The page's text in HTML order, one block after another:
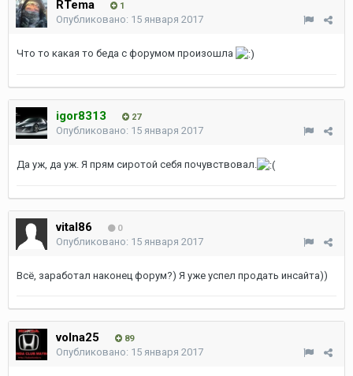
RTema 1
Опубликовано: 15 января 2017
Что то какая то беда с форумом произошла
igor8313 27
Опубликовано: 15 января 2017
Да уж, да уж. Я прям сиротой себя почувствовал.
vital86 0
Опубликовано: 15 января 2017
Всё, заработал наконец форум?) Я уже успел продать инсайта))
volna25 89
Опубликовано: 15 января 2017